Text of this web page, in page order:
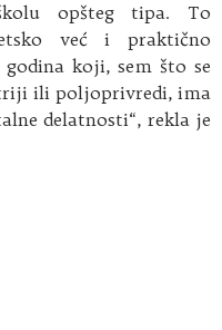
opšteg tipa. To
već i praktično
koji, sem što se
ili poljoprivredi, ima
delatnosti“, rekla je